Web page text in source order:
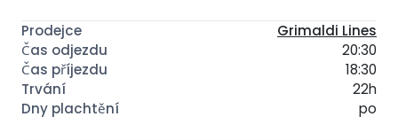
Grimaldi Lines
20:30
18:30
22h
po